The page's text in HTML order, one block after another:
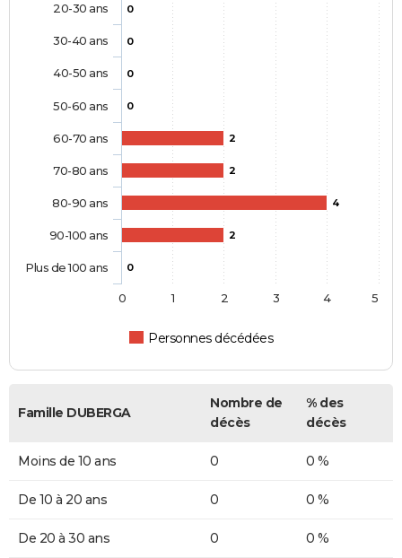
0
0
0
0
2
2
4
2
0
Personnes décédées
20-30 ans
30-40 ans
40-50 ans
50-60 ans
60-70 ans
70-80 ans
80-90 ans
90-100 ans
Plus de 100 ans
0 1 2 3 4 5
Famille DUBERGA
Nombre de
décès
% des
décès
Moins de 10 ans 0 0 %
De 10 à 20 ans 0 0 %
De 20 à 30 ans 0 0 %